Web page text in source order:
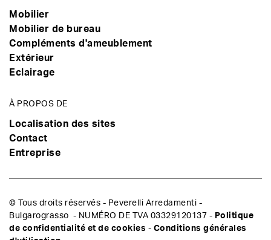
Mobilier
Mobilier de bureau
Compléments d'ameublement
Extérieur
Eclairage
À PROPOS DE
Localisation des sites
Contact
Entreprise
© Tous droits réservés - Peverelli Arredamenti -
Bulgarograsso - NUMÉRO DE TVA 03329120137 - Politique
de confidentialité et de cookies - Conditions générales